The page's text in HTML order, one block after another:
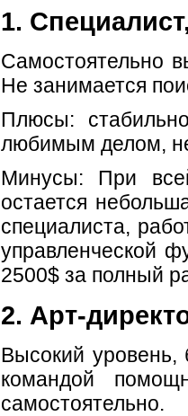
1.
Самостоятельно
Не занимается
Плюсы:
любимым делом, не
Минусы: При
остается
специалиста,
управленческой
2500$ за полный
2. Арт-
Высокий уровень,
командой
самостоятельно.